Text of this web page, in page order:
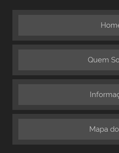
Quem
Mapa